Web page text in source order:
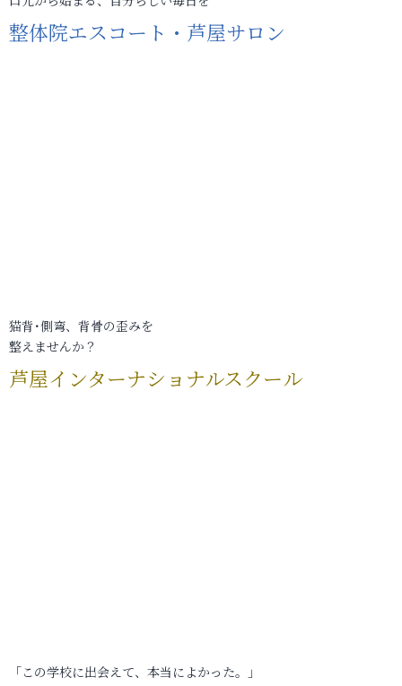
整体院エスコート・芦屋サロン
猫背･側弯、背骨の歪みを
整えませんか？
芦屋インターナショナルスクール
「この学校に出会えて、本当によかった。」